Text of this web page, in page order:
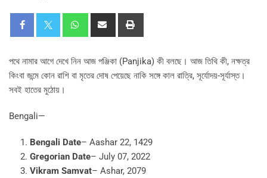
পথে নামার আগে দেখে নিন আজ পঞ্জিকা (Panjika) কী বলছে। আজ তিথি কী, নক্ষত্র
কিংবা জন্মে কোন রাশি বা মৃতের দোষ পেয়েছে নাকি সঙ্গে কাল রাত্রি, সূর্যোদয়-সূর্যাস্ত।
সবই হাতের মুঠোয়।
Bengali—
Bengali Date– Aashar 22, 1429
Gregorian Date– July 07, 2022
Vikram Samvat– Ashar, 2079